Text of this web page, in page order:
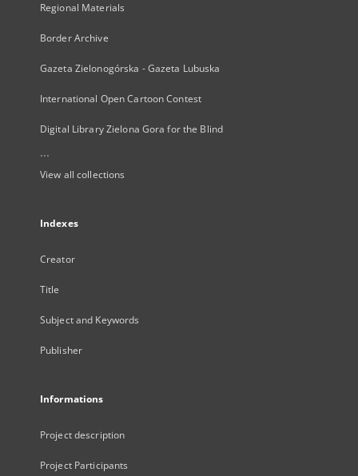
Regional Materials
Border Archive
Gazeta Zielonogórska - Gazeta Lubuska
International Open Cartoon Contest
Digital Library Zielona Gora for the Blind
...
View all collections
Indexes
Creator
Title
Subject and Keywords
Publisher
Informations
Project description
Project Participants